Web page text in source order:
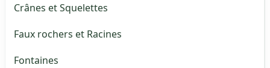
Crânes et Squelettes
Faux rochers et Racines
Fontaines